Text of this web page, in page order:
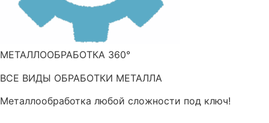
МЕТАЛЛООБРАБОТКА 360°
ВСЕ ВИДЫ ОБРАБОТКИ МЕТАЛЛА
Металлообработка любой сложности под ключ!